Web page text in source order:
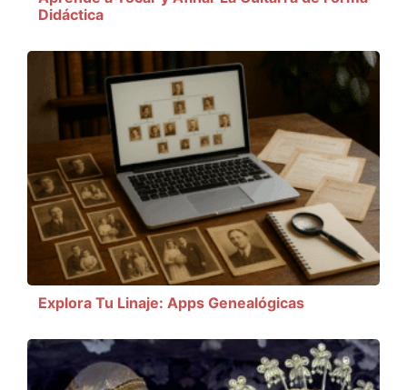
Didáctica
Explora Tu Linaje: Apps Genealógicas